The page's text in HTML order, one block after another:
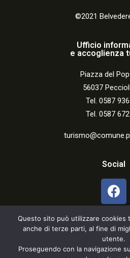
©2021
Ufficio
e accoglienza
Piazza del
56037
Tel. 0587
Tel. 0587
Social
Questo sito può utilizzare cookies
anche di terze parti, al fine di
utente.
Proseguendo con la navigazione